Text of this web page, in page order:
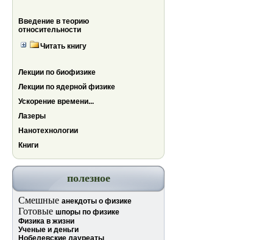
Введение в теорию
относительности
Читать книгу
Лекции по биофизике
Лекции по ядерной физике
Ускорение времени...
Лазеры
Нанотехнологии
Книги
полезное
Смешные анекдоты о физике
Готовые шпоры по физике
Физика в жизни
Ученые и деньги
Нобелевские лауреаты